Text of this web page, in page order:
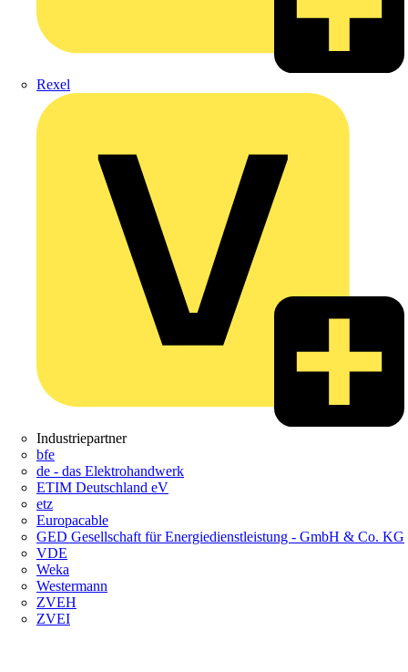
Rexel
Industriepartner
bfe
de - das Elektrohandwerk
ETIM Deutschland eV
etz
Europacable
GED Gesellschaft für Energiedienstleistung - GmbH & Co. KG
VDE
Weka
Westermann
ZVEH
ZVEI